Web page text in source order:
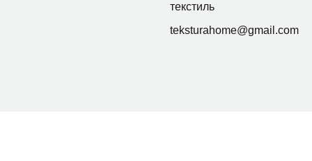
текстиль
teksturahome@gmail.com